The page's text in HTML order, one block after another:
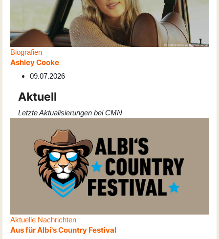
Biografien
Ashley Cooke
09.07.2026
Aktuell
Letzte Aktualisierungen bei CMN
Aktuelle Nachrichten
Aus für Albi's Country Festival